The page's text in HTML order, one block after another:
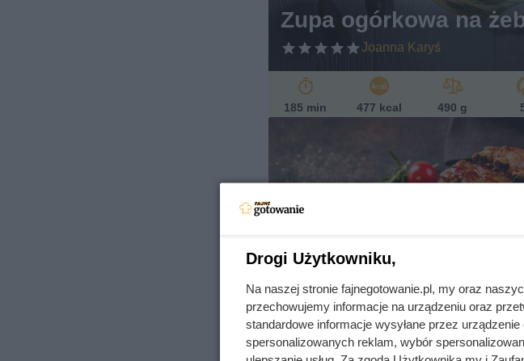
Zupa ogórkowa na
Joanna Karyś
185 min 477 kcal 490 g
Żeberka w miodzie i
Drogi Użytkowniku,
Na naszej stronie fajnegotowanie.pl, my oraz
przechowujemy informacje na urządzeniu oraz
standardowe informacje wysyłane przez
spersonalizowanych reklam, wybór